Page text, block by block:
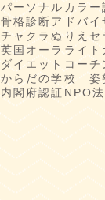
パーソナルカラー
骨格診断アドバイ
チャクラぬりえセ
英国オーラライ
ダイエットコー
からだの学校 姿
内閣府認証NPO